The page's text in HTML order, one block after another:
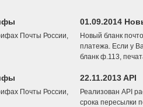
Почты России,
01.09.2014
Новый бланк
платежа. Если у
бланк ф.113,
Почты России,
22.11.2013 API
Реализован API
срока пересылки